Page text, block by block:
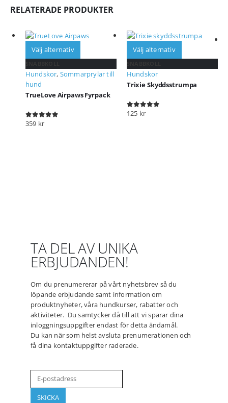
RELATERADE PRODUKTER
Välj alternativ
Hundskor, Sommarprylar till
hund
TrueLove Airpaws Fyrpack
0out of 5
359 kr
Välj alternativ
Hundskor
Trixie Skyddsstrumpa
0 out of 5
125 kr
TA DEL AV UNIKA
ERBJUDANDEN!
Om du prenumererar på vårt nyhetsbrev så du
löpande erbjudande samt information om
produktnyheter, våra hundkurser, rabatter och
aktiviteter. Du samtycker då till att vi sparar dina
inloggningsuppgifter endast för detta ändamål.
Du kan när som helst avsluta prenumerationen och
få dina kontaktuppgifter raderade.